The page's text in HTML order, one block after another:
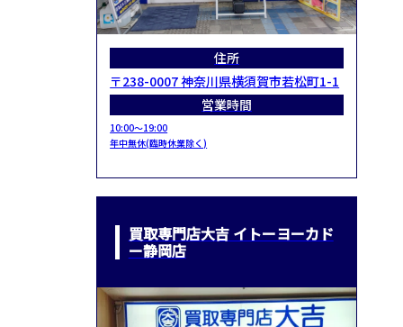
住所
〒238-0007 神奈川県横須賀市若松町1-1
営業時間
10:00～19:00
年中無休(臨時休業除く)
買取専門店大吉 イトーヨーカド
ー静岡店